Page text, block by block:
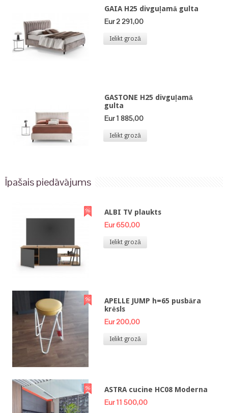
GAIA H25 divguļamā gulta
Eur 2 291,00
Ielikt grozā
GASTONE H25 divguļamā
gulta
Eur 1 885,00
Ielikt grozā
Īpašais piedāvājums
ALBI TV plaukts
Eur 650,00
Ielikt grozā
APELLE JUMP h=65 pusbāra
krēsls
Eur 200,00
Ielikt grozā
ASTRA cucine HC08 Moderna
Eur 11 500,00